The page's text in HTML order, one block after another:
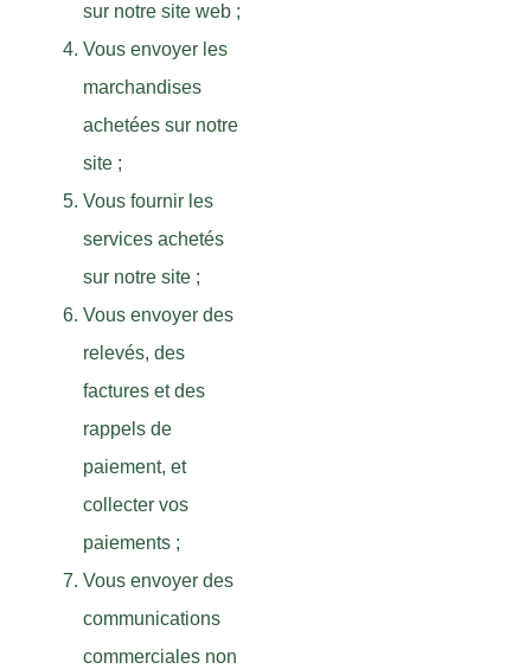
sur notre site web ;
Vous envoyer les
marchandises
achetées sur notre
site ;
Vous fournir les
services achetés
sur notre site ;
Vous envoyer des
relevés, des
factures et des
rappels de
paiement, et
collecter vos
paiements ;
Vous envoyer des
communications
commerciales non